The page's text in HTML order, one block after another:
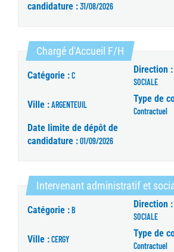
candidature :31/08/2026
Chargé d'Accueil F/H (Nouvelle
Catégorie :C
Direction :
SOCIALE
Ville :ARGENTEUIL
Type de
Contractuel
Date limite de dépôt de
candidature :01/09/2026
Intervenant administratif et
Catégorie :B
Direction :
SOCIALE
Ville :CERGY
Type de
Contractuel